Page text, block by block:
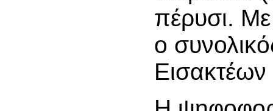
πέρυσι. Με
ο
Εισακτέων